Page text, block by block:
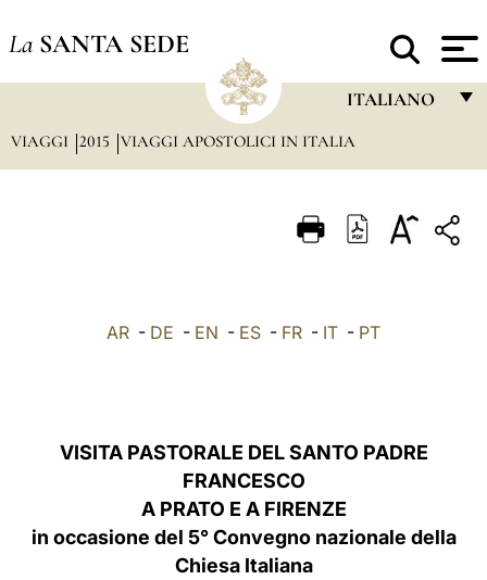
La SANTA SEDE
ITALIANO
FRANÇAIS
ITALIANO
LATINE
VIAGGI 2015 VIAGGI APOSTOLICI IN ITALIA
AR - DE - EN - ES - FR - IT - PT
VISITA PASTORALE DEL SANTO PADRE
FRANCESCO
A PRATO E A FIRENZE
in occasione del 5° Convegno nazionale della
Chiesa Italiana